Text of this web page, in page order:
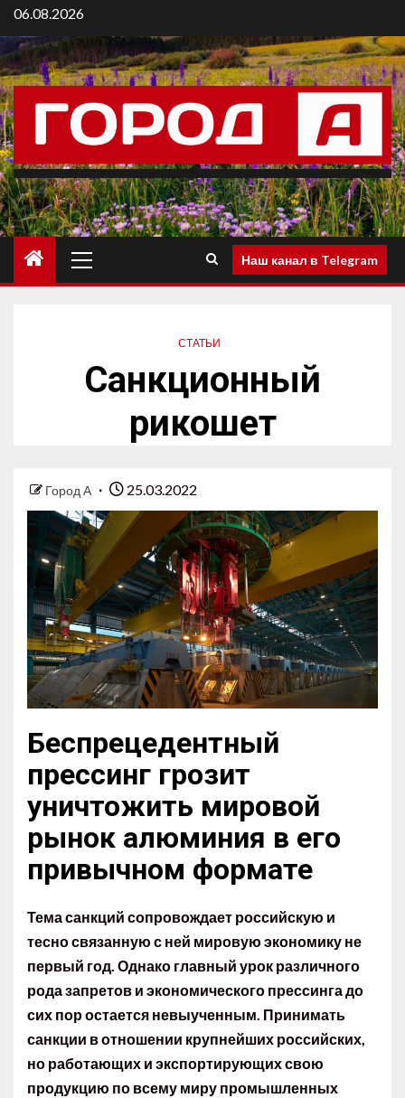
06.08.2026
Наш канал в Telegram
СТАТЬИ
Санкционный
рикошет
Город А 25.03.2022
Беспрецедентный
прессинг грозит
уничтожить мировой
рынок алюминия в его
привычном формате
Тема санкций сопровождает российскую и
тесно связанную с ней мировую экономику не
первый год. Однако главный урок различного
рода запретов и экономического прессинга до
сих пор остается невыученным. Принимать
санкции в отношении крупнейших российских,
но работающих и экспортирующих свою
продукцию по всему миру промышленных